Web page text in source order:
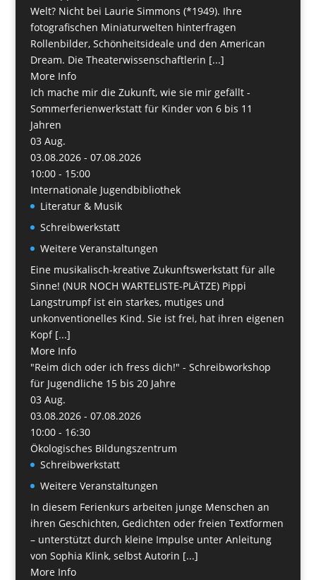
Welt? Nicht bei Laurie Simmons (*1949). Ihre
fotografischen Miniaturwelten hinterfragen
Rollenbilder, Schönheitsideale und den American
Dream. Die Theaterwissenschaftlerin [...]
More Info
Ich mache mir die Zukunft, wie sie mir gefällt -
Sommerferienwerkstatt für Kinder von 6 bis 11
Jahren
03 Aug.
03.08.2026 - 07.08.2026
10:00 - 15:00
Internationale Jugendbibliothek
Literatur & Musik
Schreibwerkstatt
Weitere Veranstaltungen
Eine musikalisch-kreative Zukunftswerkstatt für alle
Sinne! (NUR NOCH WARTELISTE-PLÄTZE) Pippi
Langstrumpf ist ein starkes, mutiges und
unkonventionelles Kind. Sie ist frei, hat ihren eigenen
Kopf [...]
More Info
"Reim dich oder ich fress dich!" - Schreibworkshop
für Jugendliche 15 bis 20 Jahre
03 Aug.
03.08.2026 - 07.08.2026
10:00 - 16:30
Ökologisches Bildungszentrum
Schreibwerkstatt
Weitere Veranstaltungen
In diesem Ferienkurs arbeiten junge Menschen an
ihren Geschichten, Gedichten oder freien Textformen
– unterstützt durch kleine Impulse unter Anleitung
von Sophia Klink, selbst Autorin [...]
More Info